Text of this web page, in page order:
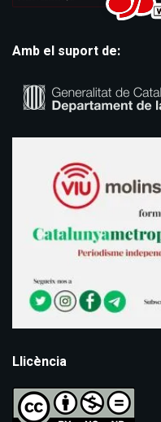
Amb el suport de:
Llicència